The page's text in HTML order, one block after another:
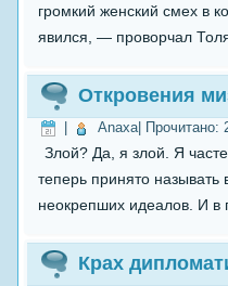
громкий женский смех в
явился, — проворчал
Откровения
Anaxa| Прочитано:
Злой? Да, я злой. Я
теперь принято
неокрепших идеалов. И в
Крах